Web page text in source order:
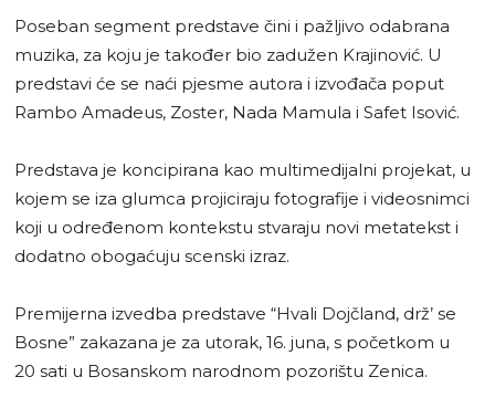
Poseban segment predstave čini i pažljivo odabrana
muzika, za koju je također bio zadužen Krajinović. U
predstavi će se naći pjesme autora i izvođača poput
Rambo Amadeus, Zoster, Nada Mamula i Safet Isović.
Predstava je koncipirana kao multimedijalni projekat, u
kojem se iza glumca projiciraju fotografije i videosnimci
koji u određenom kontekstu stvaraju novi metatekst i
dodatno obogaćuju scenski izraz.
Premijerna izvedba predstave “Hvali Dojčland, drž’ se
Bosne” zakazana je za utorak, 16. juna, s početkom u
20 sati u Bosanskom narodnom pozorištu Zenica.